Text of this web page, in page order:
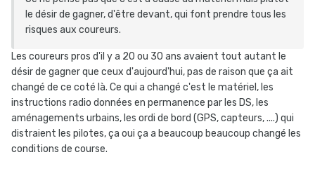
le désir de gagner, d'être devant, qui font prendre tous les
risques aux coureurs.
Les coureurs pros d'il y a 20 ou 30 ans avaient tout autant le
désir de gagner que ceux d'aujourd'hui, pas de raison que ça ait
changé de ce coté là. Ce qui a changé c'est le matériel, les
instructions radio données en permanence par les DS, les
aménagements urbains, les ordi de bord (GPS, capteurs, ....) qui
distraient les pilotes, ça oui ça a beaucoup beaucoup changé les
conditions de course.